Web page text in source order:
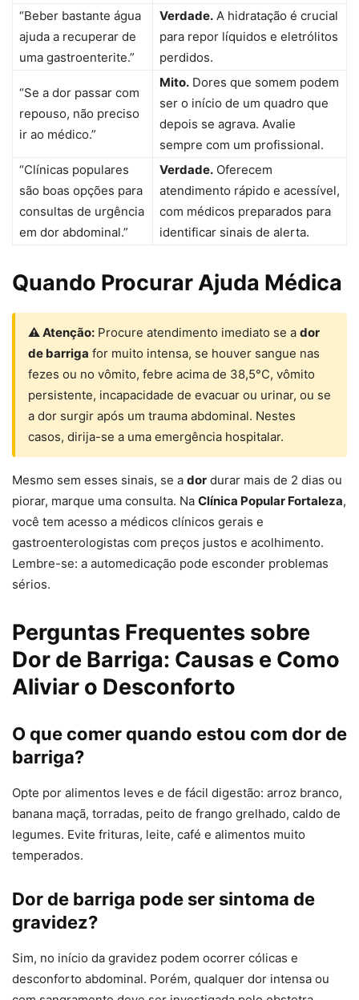
“Beber bastante água
ajuda a recuperar de
uma gastroenterite.”
Verdade. A hidratação é crucial
para repor líquidos e eletrólitos
perdidos.
“Se a dor passar com
repouso, não preciso
ir ao médico.”
Mito. Dores que somem podem
ser o início de um quadro que
depois se agrava. Avalie
sempre com um profissional.
“Clínicas populares
são boas opções para
consultas de urgência
em dor abdominal.”
Verdade. Oferecem
atendimento rápido e acessível,
com médicos preparados para
identificar sinais de alerta.
Quando Procurar Ajuda Médica
⚠ Atenção: Procure atendimento imediato se a dor
de barriga for muito intensa, se houver sangue nas
fezes ou no vômito, febre acima de 38,5°C, vômito
persistente, incapacidade de evacuar ou urinar, ou se
a dor surgir após um trauma abdominal. Nestes
casos, dirija-se a uma emergência hospitalar.
Mesmo sem esses sinais, se a dor durar mais de 2 dias ou
piorar, marque uma consulta. Na Clínica Popular Fortaleza,
você tem acesso a médicos clínicos gerais e
gastroenterologistas com preços justos e acolhimento.
Lembre-se: a automedicação pode esconder problemas
sérios.
Perguntas Frequentes sobre
Dor de Barriga: Causas e Como
Aliviar o Desconforto
O que comer quando estou com dor de
barriga?
Opte por alimentos leves e de fácil digestão: arroz branco,
banana maçã, torradas, peito de frango grelhado, caldo de
legumes. Evite frituras, leite, café e alimentos muito
temperados.
Dor de barriga pode ser sintoma de
gravidez?
Sim, no início da gravidez podem ocorrer cólicas e
desconforto abdominal. Porém, qualquer dor intensa ou